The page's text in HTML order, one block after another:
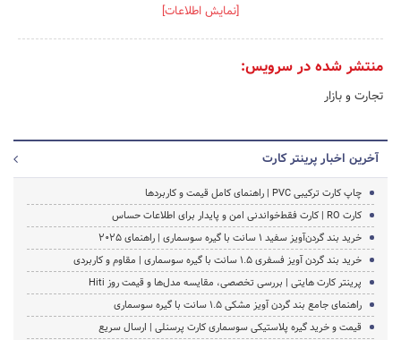
[نمایش اطلاعات]
منتشر شده در سرویس:
تجارت و بازار
آخرین اخبار پرینتر کارت
چاپ کارت ترکیبی PVC | راهنمای کامل قیمت و کاربردها
کارت RO | کارت فقط‌خواندنی امن و پایدار برای اطلاعات حساس
خرید بند گردن‌آویز سفید ۱ سانت با گیره سوسماری | راهنمای ۲۰۲۵
خرید بند گردن آویز فسفری 1.5 سانت با گیره سوسماری | مقاوم و کاربردی
پرینتر کارت هایتی | بررسی تخصصی، مقایسه مدل‌ها و قیمت روز Hiti
راهنمای جامع بند گردن آویز مشکی ۱.۵ سانت با گیره سوسماری
قیمت و خرید گیره پلاستیکی سوسماری کارت پرسنلی | ارسال سریع